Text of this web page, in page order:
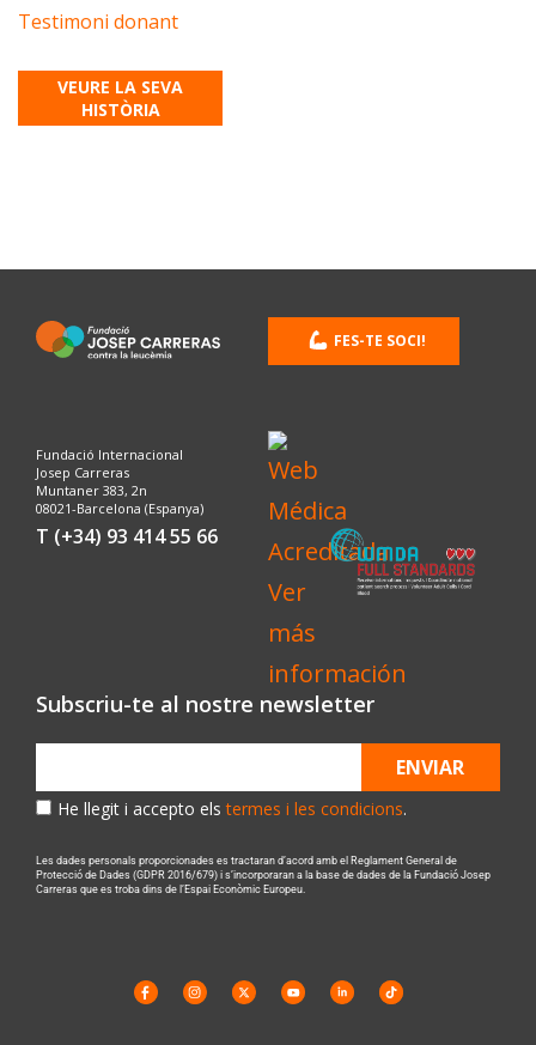
Testimoni donant
VEURE LA SEVA
HISTÒRIA
Fundació Internacional
Josep Carreras
Muntaner 383, 2n
08021-Barcelona (Espanya)
T (+34) 93 414 55 66
FES-TE SOCI!
Subscriu-te al nostre newsletter
He llegit i accepto elstermes i les condicions.
ENVIAR
Les dades personals proporcionades es tractaran d’acord amb el Reglament General de
Protecció de Dades (GDPR 2016/679) i s’incorporaran a la base de dades de la Fundació Josep
Carreras que es troba dins de l’Espai Econòmic Europeu.